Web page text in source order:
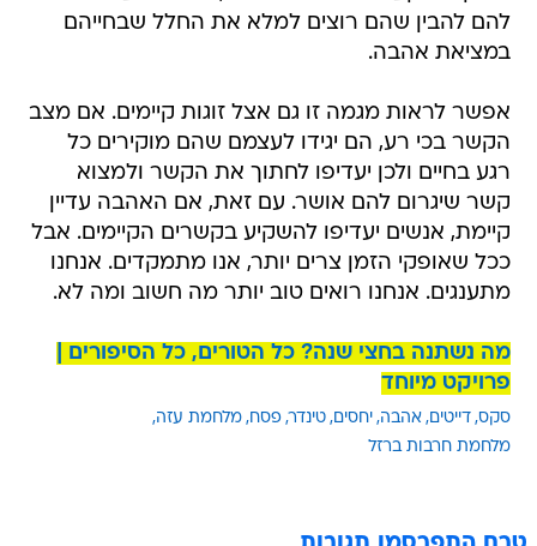
להם להבין שהם רוצים למלא את החלל שבחייהם
במציאת אהבה.
אפשר לראות מגמה זו גם אצל זוגות קיימים. אם מצב
הקשר בכי רע, הם יגידו לעצמם שהם מוקירים כל
רגע בחיים ולכן יעדיפו לחתוך את הקשר ולמצוא
קשר שיגרום להם אושר. עם זאת, אם האהבה עדיין
קיימת, אנשים יעדיפו להשקיע בקשרים הקיימים. אבל
ככל שאופקי הזמן צרים יותר, אנו מתמקדים. אנחנו
מתענגים. אנחנו רואים טוב יותר מה חשוב ומה לא.
מה נשתנה בחצי שנה? כל הטורים, כל הסיפורים |
פרויקט מיוחד
סקס דייטים אהבה יחסים טינדר פסח מלחמת עזה
מלחמת חרבות ברזל